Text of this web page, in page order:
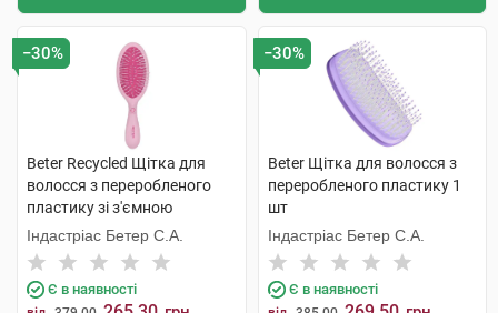
−30%
Beter Recycled Щітка для
волосся з переробленого
пластику зі з'ємною
подушечкою 22,5 см 1 шт
Індастріас Бетер С.А.
Є в наявності
−30%
Beter Щітка для волосся з
переробленого пластику 1
шт
Індастріас Бетер С.А.
Є в наявності